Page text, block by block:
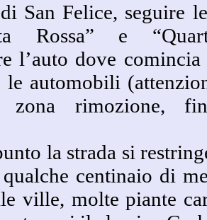
San Felice, seguire
Rossa” e
l’auto dove
le automobili
zona rimozione,
la strada si
centinaio di
ville, molte piante